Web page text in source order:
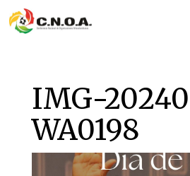
IMG-
WA0198